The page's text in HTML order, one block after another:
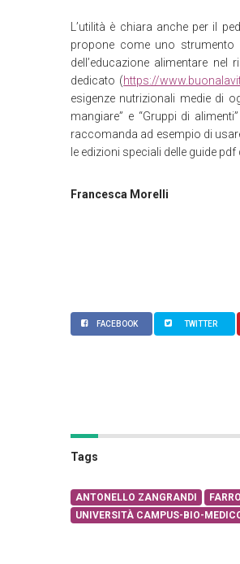
L’utilità è chiara anche per il
propone come uno strumento
dell’educazione alimentare
dedicato (https://
esigenze nutrizionali medie di
mangiare” e “Gruppi di
raccomanda ad esempio di
le edizioni speciali delle guide
Francesca Morelli
FACEBOOK TWITTER
Tags
ANTONELLO ZANGRANDI FARRO
UNIVERSITÀ CAMPUS-BIO-